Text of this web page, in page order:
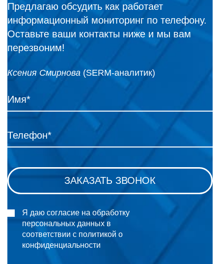
Предлагаю обсудить как работает
информационный мониторинг по телефону.
Оставьте ваши контакты ниже и мы вам
перезвоним!
Ксения Смирнова (SERM-аналитик)
Я даю согласие на обработку
персональных данных в
соответствии с политикой о
конфиденциальности